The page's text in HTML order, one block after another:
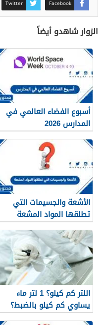
Facebook
Twitter
الزوار شاهدو أيضاً
أسبوع الفضاء العالمي في
المدارس 2026
الأشعة والجسيمات التي
تطلقها المواد المشعة
اللتر كم كيلو؟ 1 لتر ماء
يساوي كم كيلو بالضبط؟